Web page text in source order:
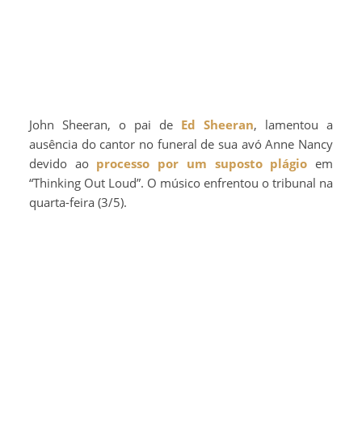
John Sheeran, o pai de Ed Sheeran, lamentou a
ausência do cantor no funeral de sua avó Anne Nancy
devido ao processo por um suposto plágio em
“Thinking Out Loud”. O músico enfrentou o tribunal na
quarta-feira (3/5).